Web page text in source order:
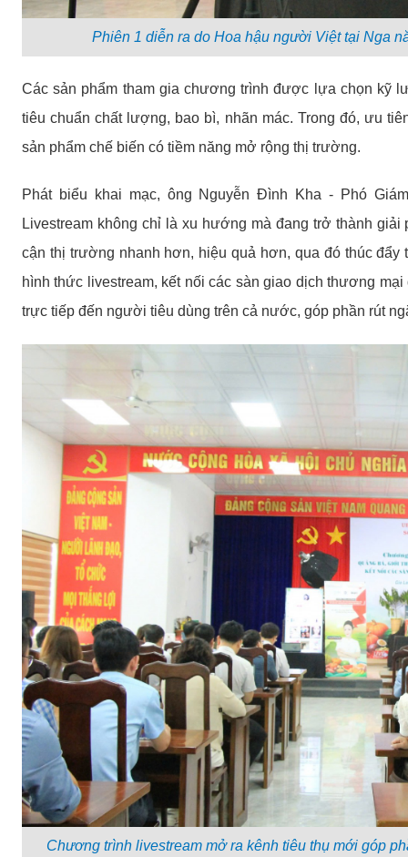
Phiên 1 diễn ra do Hoa hậu người Việt tại Nga
Các sản phẩm tham gia chương trình được lựa chọn kỹ
tiêu chuẩn chất lượng, bao bì, nhãn mác. Trong đó, ưu
sản phẩm chế biến có tiềm năng mở rộng thị trường.
Phát biểu khai mạc, ông Nguyễn Đình Kha - Phó
Livestream không chỉ là xu hướng mà đang trở thành
cận thị trường nhanh hơn, hiệu quả hơn, qua đó thúc
hình thức livestream, kết nối các sàn giao dịch thương
trực tiếp đến người tiêu dùng trên cả nước, góp phần rút
Chương trình livestream mở ra kênh tiêu thụ mới góp